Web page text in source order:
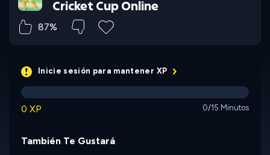
Cricket Cup Online
87%
Inicie sesión para mantener XP
0 XP 0/15 Minutos
También Te Gustará